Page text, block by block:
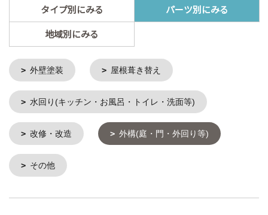
タイプ別にみる
パーツ別にみる
地域別にみる
外壁塗装 屋根葺き替え
水回り(キッチン・お風呂・トイレ・洗面等)
改修・改造 外構(庭・門・外回り等)
その他